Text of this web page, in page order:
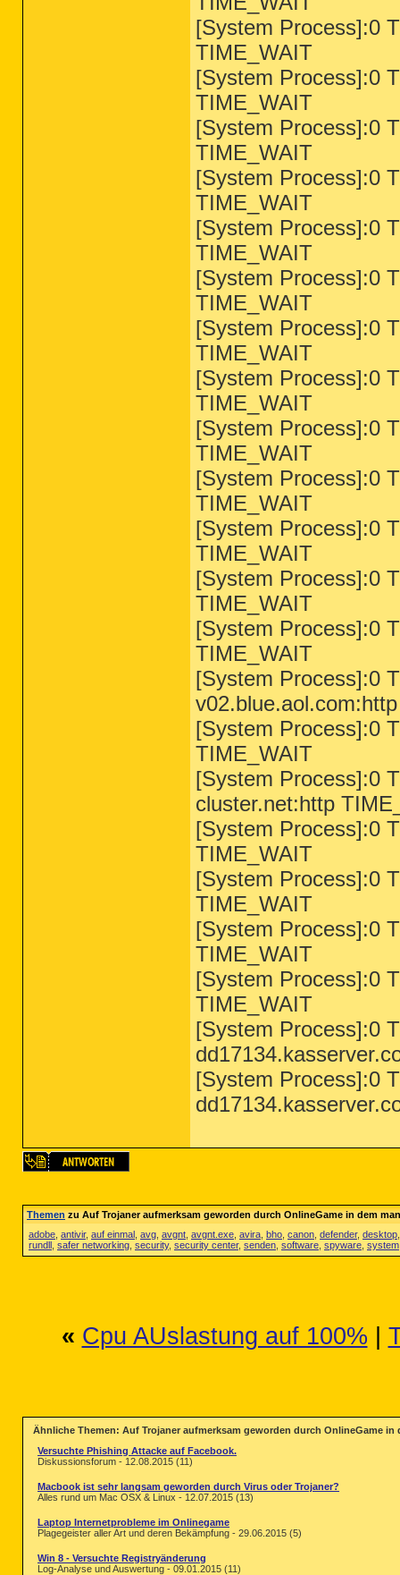
[System Process]:0
TIME_WAIT
[System Process]:0
TIME_WAIT
[System Process]:0
TIME_WAIT
[System Process]:0
TIME_WAIT
[System Process]:0
TIME_WAIT
[System Process]:0
TIME_WAIT
[System Process]:0
TIME_WAIT
[System Process]:0
TIME_WAIT
[System Process]:0
TIME_WAIT
[System Process]:0
TIME_WAIT
[System Process]:0
TIME_WAIT
[System Process]:0
TIME_WAIT
[System Process]:0
TIME_WAIT
[System Process]:0
[System Process]:0
TIME_WAIT
[System Process]:0
cluster.net:http
[System Process]:0
TIME_WAIT
[System Process]:0
TIME_WAIT
[System Process]:0
TIME_WAIT
[System Process]:0
TIME_WAIT
[System Process]:0
[System Process]:0
Themenzu Auf Trojaner aufmerksam geworden durch OnlineGame in dem
adobe antivir, auf einmal avg avgnt avgnt.exe avira bho canon defender, desktop
rundll safer networking security, security center, senden software spyware system
« Cpu AUslastung auf 100%
Ähnliche Themen: Auf Trojaner aufmerksam geworden durch OnlineGame in
Versuchte Phishing Attacke auf Facebook.
Diskussionsforum - 12.08.2015 (11)
Macbook ist sehr langsam geworden durch Virus oder Trojaner?
Alles rund um Mac OSX & Linux - 12.07.2015 (13)
Laptop Internetprobleme im Onlinegame
Plagegeister aller Art und deren Bekämpfung - 29.06.2015 (5)
Win 8 - Versuchte Registryänderung
Log-Analyse und Auswertung - 09.01.2015 (11)